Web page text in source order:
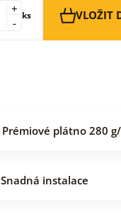
-
+ ks VLOŽIT
Prémiové plátno 280
Snadná instalace